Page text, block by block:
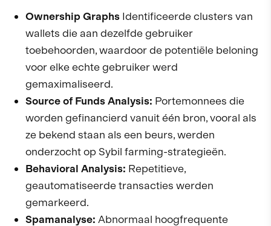
Ownership Graphs Identificeerde clusters van
wallets die aan dezelfde gebruiker
toebehoorden, waardoor de potentiële beloning
voor elke echte gebruiker werd
gemaximaliseerd.
Source of Funds Analysis: Portemonnees die
worden gefinancierd vanuit één bron, vooral als
ze bekend staan als een beurs, werden
onderzocht op Sybil farming-strategieën.
Behavioral Analysis: Repetitieve,
geautomatiseerde transacties werden
gemarkeerd.
Spamanalyse: Abnormaal hoogfrequente